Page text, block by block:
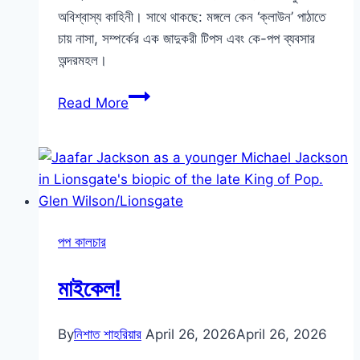
অবিশ্বাস্য কাহিনী। সাথে থাকছে: মঙ্গলে কেন ‘ক্লাউন’ পাঠাতে
চায় নাসা, সম্পর্কের এক জাদুকরী টিপস এবং কে-পপ ব্যবসার
অন্দরমহল।
Read Moreএক
ঘুমিয়ে
৬৪
বছর?
অস্কার
পপ কালচার
মাইকেল!
Byনিশাত শাহরিয়ার April 26, 2026April 26, 2026